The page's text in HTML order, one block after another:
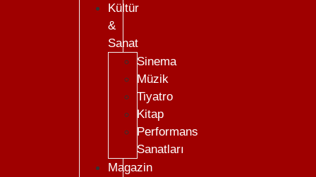
Kültür
&
Sanat
Sinema
Müzik
Tiyatro
Kitap
Performans
Sanatları
Magazin